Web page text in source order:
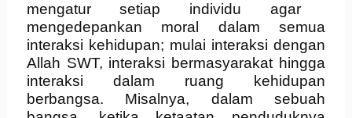
mengatur setiap individu agar
mengedepankan moral dalam semua
interaksi kehidupan; mulai interaksi dengan
Allah SWT, interaksi bermasyarakat hingga
interaksi dalam ruang kehidupan
berbangsa. Misalnya, dalam sebuah